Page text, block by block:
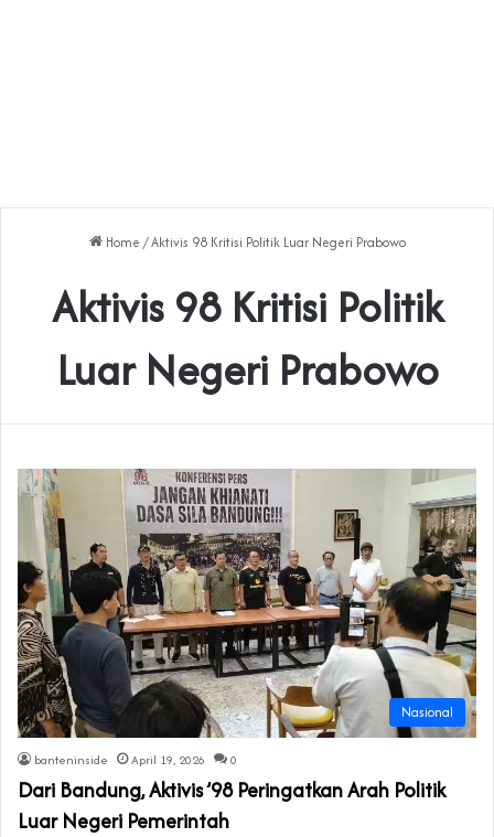
Home / Aktivis 98 Kritisi Politik Luar Negeri Prabowo
Aktivis 98 Kritisi Politik
Luar Negeri Prabowo
Nasional
banteninside April 19, 2026 0
Dari Bandung, Aktivis ’98 Peringatkan Arah Politik
Luar Negeri Pemerintah